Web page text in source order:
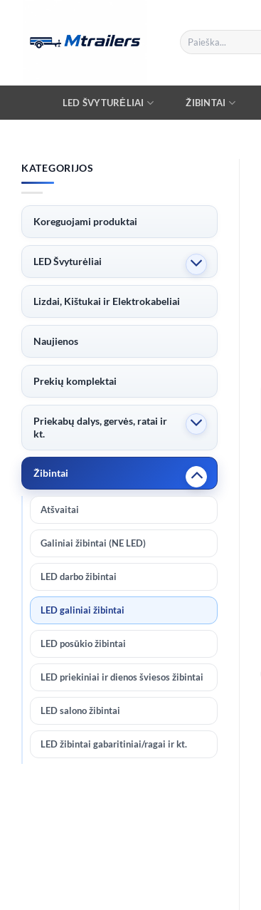
content
Ieškoti:
LED ŠVYTURĖLIAI ŽIBINTAI
KATEGORIJOS
Koreguojami produktai
LED Švyturėliai
Lizdai, Kištukai ir Elektrokabeliai
Naujienos
Prekių komplektai
Priekabų dalys, gervės, ratai ir
kt.
Žibintai
Atšvaitai
Galiniai žibintai (NE LED)
LED darbo žibintai
LED galiniai žibintai
LED posūkio žibintai
LED priekiniai ir dienos šviesos žibintai
LED salono žibintai
LED žibintai gabaritiniai/ragai ir kt.